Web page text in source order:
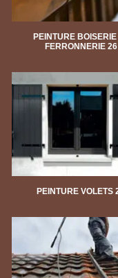
PEINTURE BOISERIE
FERRONNERIE 26
PEINTURE VOLETS